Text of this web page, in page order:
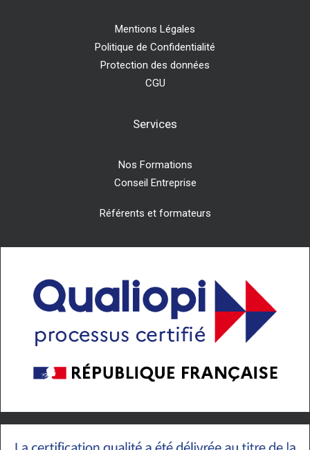
Mentions Légales
Politique de Confidentialité
Protection des données
CGU
Services
Nos Formations
Conseil Entreprise
Référents et formateurs